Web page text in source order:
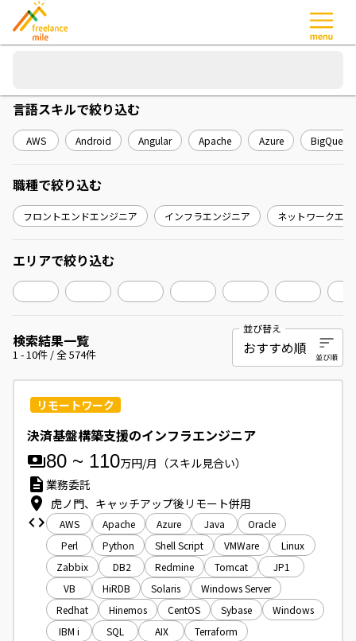
検索結果一覧
1 -10件 / 全574件
並び替え
リモートワーク
決済基盤構築支援のインフラエンジニア
80 ~ 110万円/月 （スキル見合い）
業務委託
虎ノ門、キャッチアップ後リモート併用
AWS Apache Azure Java
Oracle
Perl
Python Shell Script VMWare
Linux
Zabbix
DB2 Redmine Tomcat
JP1
VB
HiRDB Solaris
Windows Server
Redhat
Hinemos CentOS Sybase
Windows
IBM i
SQL AIX Terraform
言語スキルで絞り込む
AWS Android Angular Apache Azure BigQuery
職種で絞り込む
フロントエンドエンジニア インフラエンジニア ネットワークエ
エリアで絞り込む